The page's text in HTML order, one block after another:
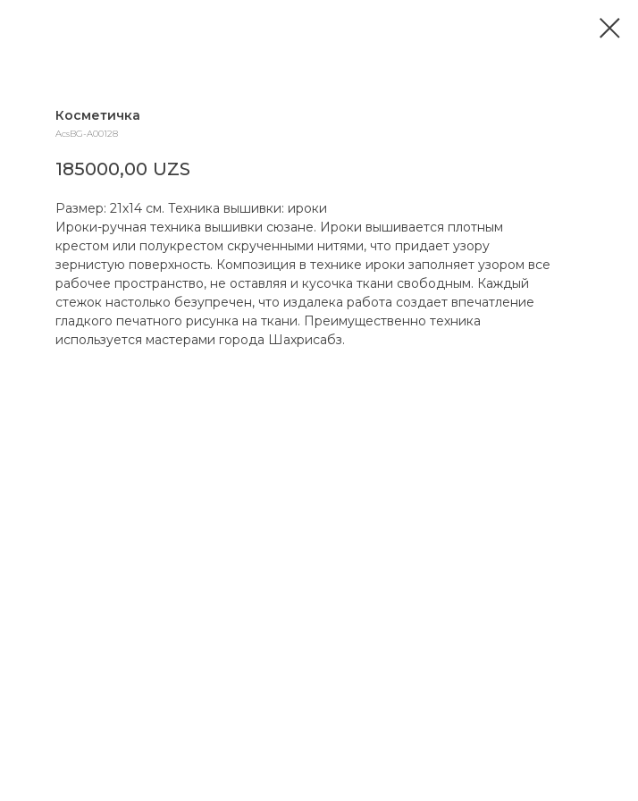
Косметичка
AcsBG-A00128
185000,00 UZS
Размер: 21х14 см. Техника вышивки: ироки
Ироки-ручная техника вышивки сюзане. Ироки вышивается плотным
крестом или полукрестом скрученными нитями, что придает узору
зернистую поверхность. Композиция в технике ироки заполняет узором все
рабочее пространство, не оставляя и кусочка ткани свободным. Каждый
стежок настолько безупречен, что издалека работа создает впечатление
гладкого печатного рисунка на ткани. Преимущественно техника
используется мастерами города Шахрисабз.